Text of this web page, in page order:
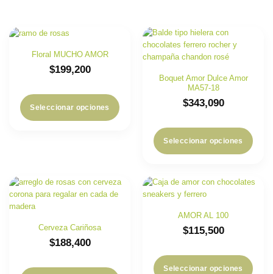
Floral MUCHO AMOR
$199,200
Seleccionar opciones
Boquet Amor Dulce Amor
MA57-18
$343,090
Seleccionar opciones
Cerveza Cariñosa
$188,400
AMOR AL 100
$115,500
Seleccionar opciones